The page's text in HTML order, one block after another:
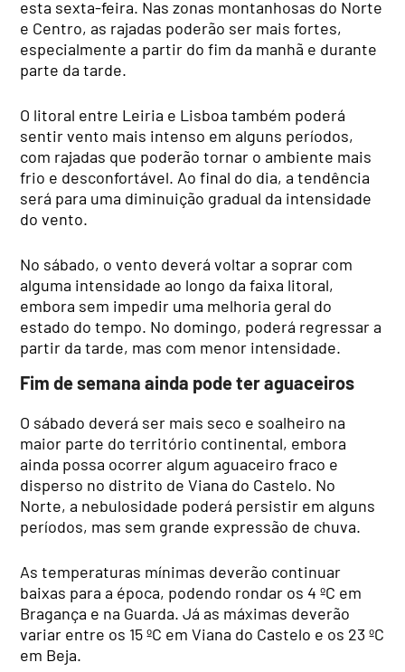
esta sexta-feira. Nas zonas montanhosas do Norte
e Centro, as rajadas poderão ser mais fortes,
especialmente a partir do fim da manhã e durante
parte da tarde.
O litoral entre Leiria e Lisboa também poderá
sentir vento mais intenso em alguns períodos,
com rajadas que poderão tornar o ambiente mais
frio e desconfortável. Ao final do dia, a tendência
será para uma diminuição gradual da intensidade
do vento.
No sábado, o vento deverá voltar a soprar com
alguma intensidade ao longo da faixa litoral,
embora sem impedir uma melhoria geral do
estado do tempo. No domingo, poderá regressar a
partir da tarde, mas com menor intensidade.
Fim de semana ainda pode ter aguaceiros
O sábado deverá ser mais seco e soalheiro na
maior parte do território continental, embora
ainda possa ocorrer algum aguaceiro fraco e
disperso no distrito de Viana do Castelo. No
Norte, a nebulosidade poderá persistir em alguns
períodos, mas sem grande expressão de chuva.
As temperaturas mínimas deverão continuar
baixas para a época, podendo rondar os 4 ºC em
Bragança e na Guarda. Já as máximas deverão
variar entre os 15 ºC em Viana do Castelo e os 23 ºC
em Beja.